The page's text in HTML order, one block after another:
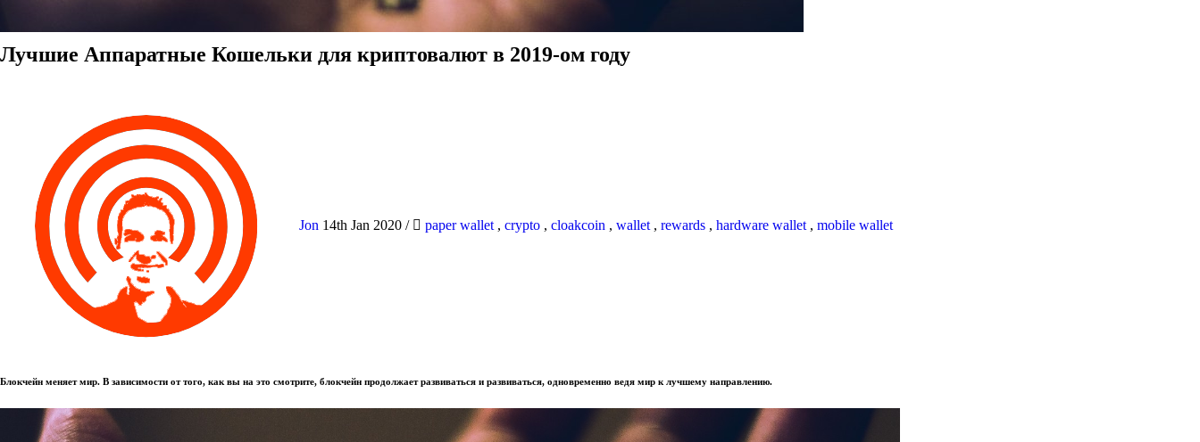
Лучшие Аппаратные Кошельки для криптовалют в 2019-ом году
Jon 14th Jan 2020 / paper wallet , crypto , cloakcoin , wallet , rewards , hardware wallet , mobile wallet
Блокчейн меняет мир. В зависимости от того, как вы на это смотрите, блокчейн продолжает развиваться и развиваться, одновременно ведя мир к лучшему направлению.